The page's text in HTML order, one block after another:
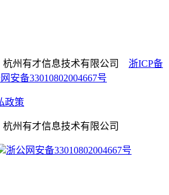
杭州有才信息技术有限公司 浙ICP备
安备33010802004667号
政策
州有才信息技术有限公司
浙公网安备33010802004667号